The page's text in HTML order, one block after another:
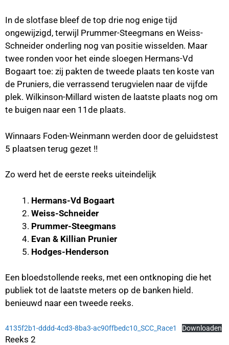
In de slotfase bleef de top drie nog enige tijd
ongewijzigd, terwijl Prummer-Steegmans en Weiss-
Schneider onderling nog van positie wisselden. Maar
twee ronden voor het einde sloegen Hermans-Vd
Bogaart toe: zij pakten de tweede plaats ten koste van
de Pruniers, die verrassend terugvielen naar de vijfde
plek. Wilkinson-Millard wisten de laatste plaats nog om
te buigen naar een 11de plaats.
Winnaars Foden-Weinmann werden door de geluidstest
5 plaatsen terug gezet !!
Zo werd het de eerste reeks uiteindelijk
Hermans-Vd Bogaart
Weiss-Schneider
Prummer-Steegmans
Evan & Killian Prunier
Hodges-Henderson
Een bloedstollende reeks, met een ontknoping die het
publiek tot de laatste meters op de banken hield.
benieuwd naar een tweede reeks.
4135f2b1-dddd-4cd3-8ba3-ac90ffbedc10_SCC_Race1 Downloaden
Reeks 2